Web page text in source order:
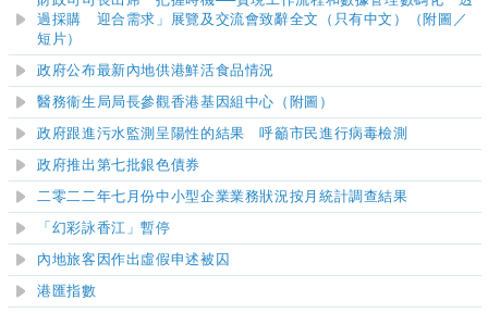
過採購 迎合需求」展覽及交流會致辭全文（只有中文）（附圖／
短片）
政府公布最新內地供港鮮活食品情況
醫務衞生局局長參觀香港基因組中心（附圖）
政府跟進污水監測呈陽性的結果 呼籲市民進行病毒檢測
政府推出第七批銀色債券
二零二二年七月份中小型企業業務狀況按月統計調查結果
「幻彩詠香江」暫停
內地旅客因作出虛假申述被囚
港匯指數